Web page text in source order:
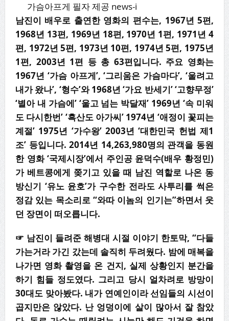
가슴아프게 필자 제공 news-i
남진이 배우로 출연한 영화의 편수는, 1967년 5편,
1968년 13편, 1969년 18편, 1970년 1편, 1971년 4
편, 1972년 5편, 1973년 10편, 1974년 5편, 1975년
1편, 2003년 1편 등 총 63편입니다. 주요 영화는
1967년 ‘가슴 아프게’, ‘그리움은 가슴마다’, ‘울려고
내가 왔나’, ‘형수’와 1968년 ‘가요 반세기’ ‘고향무정’
‘별아 내 가슴에’ ‘울고 넘는 박달재’ 1969년 ‘속 미워
도 다시한번’ ‘흑산도 아가씨’ 1974년 ‘애정이 꽃피는
계절’ 1975년 ‘가수왕’ 2003년 ‘대한민국 헌법 제1
조’ 등입니다. 2014년 14,263,980명의 관객을 동원
한 영화 ‘국제시장’에서 주인공 윤덕수(배우 황정민)
가 베트콩에게 쫒기고 있을 때 남진 역할로 나온 동
방신기 ‘유노 윤호’가 구수한 전라도 사투리를 썩은
정감 있는 목소리로 “와따 이놈의 인기는”하면서 웃
던 장면이 떠오릅니다.
☞ 남진이 들려준 해병대 시절 이야기 한토막, “다들
가는거라 가긴 갔는데 솔직히 두려웠다. 밤에 매복을
나가면 영화 촬영을 온 건지, 실제 상황인지 분간을
하기 힘들 정도였다. 그리고 당시 얼차려로 방망이
30대도 맞아봤다. 내가 연예인이라 선임들의 시선이
곱지만은 않았다. 난 엉덩이에 살이 많아서 잘 참았